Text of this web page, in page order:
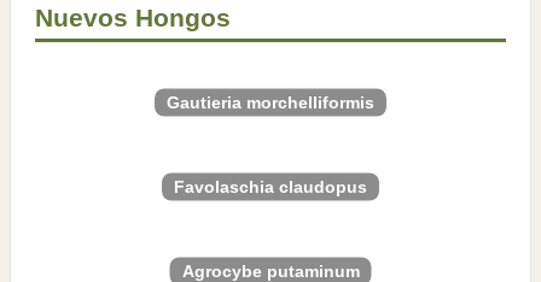
Nuevos Hongos
Gautieria morchelliformis
Favolaschia claudopus
Agrocybe putaminum